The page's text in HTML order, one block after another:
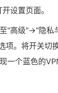
设置页面。
"高级"→"隐私
项。将开关切
一个蓝色的